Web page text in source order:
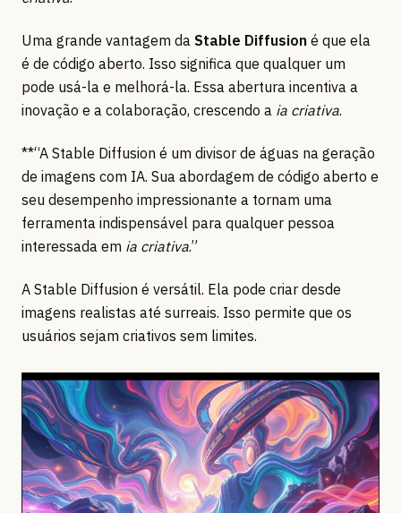
Uma grande vantagem da Stable Diffusion é que ela
é de código aberto. Isso significa que qualquer um
pode usá-la e melhorá-la. Essa abertura incentiva a
inovação e a colaboração, crescendo a ia criativa.
**“A Stable Diffusion é um divisor de águas na geração
de imagens com IA. Sua abordagem de código aberto e
seu desempenho impressionante a tornam uma
ferramenta indispensável para qualquer pessoa
interessada em ia criativa.”
A Stable Diffusion é versátil. Ela pode criar desde
imagens realistas até surreais. Isso permite que os
usuários sejam criativos sem limites.